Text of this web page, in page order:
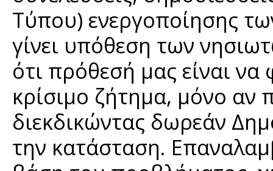
Τύπου) ενεργοποίησης
γίνει υπόθεση των
ότι πρόθεσή μας είναι
κρίσιμο ζήτημα, μόνο αν
διεκδικώντας δωρεάν
την κατάσταση.